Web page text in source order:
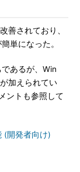
善されており、
単になった。
あるが、Win
加えられてい
ントも参照して
(開発者向け)